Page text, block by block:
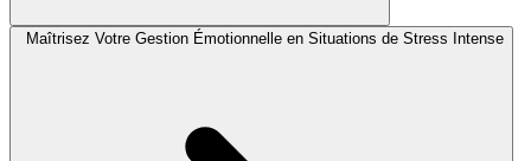
Maîtrisez Votre Gestion Émotionnelle en Situations de Stress Intense